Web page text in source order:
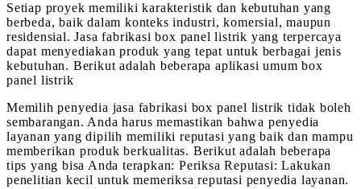
Setiap proyek memiliki karakteristik dan kebutuhan yang
berbeda, baik dalam konteks industri, komersial, maupun
residensial. Jasa fabrikasi box panel listrik yang terpercaya
dapat menyediakan produk yang tepat untuk berbagai jenis
kebutuhan. Berikut adalah beberapa aplikasi umum box
panel listrik
Memilih penyedia jasa fabrikasi box panel listrik tidak boleh
sembarangan. Anda harus memastikan bahwa penyedia
layanan yang dipilih memiliki reputasi yang baik dan mampu
memberikan produk berkualitas. Berikut adalah beberapa
tips yang bisa Anda terapkan: Periksa Reputasi: Lakukan
penelitian kecil untuk memeriksa reputasi penyedia layanan.